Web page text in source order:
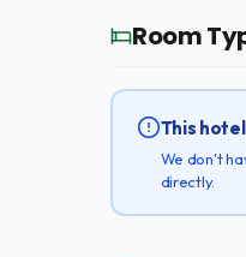
Room
This
We don't
directly.